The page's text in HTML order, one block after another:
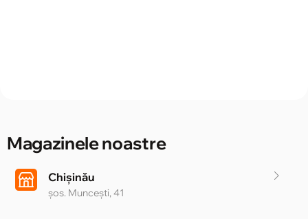
Magazinele noastre
Chișinău
șos. Muncești, 41